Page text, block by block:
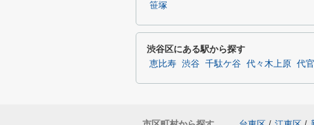
笹塚
渋谷区にある駅から探す
恵比寿 渋谷 千駄ケ谷 代々木上原 代